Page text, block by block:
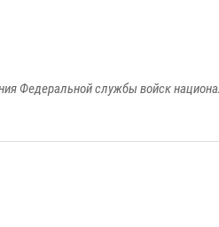
Федеральной службы войск